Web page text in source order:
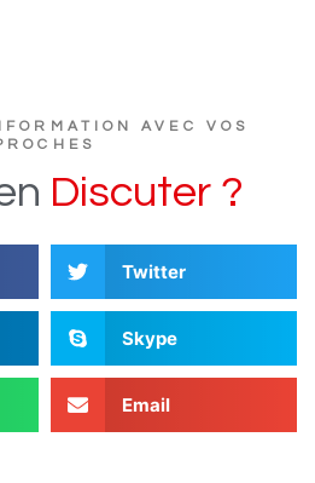
AVEC VOS
Discuter ?
Twitter
Skype
Email